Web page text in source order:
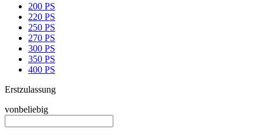
200 PS
220 PS
250 PS
270 PS
300 PS
350 PS
400 PS
Erstzulassung
vonbeliebig